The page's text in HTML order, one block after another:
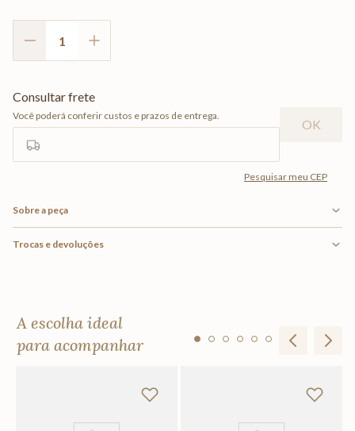
Sobre a peça
Trocas e devoluções
A escolha ideal
para acompanhar